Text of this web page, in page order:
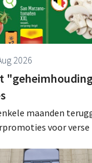
2026
maanden
voor verse
klanten willen